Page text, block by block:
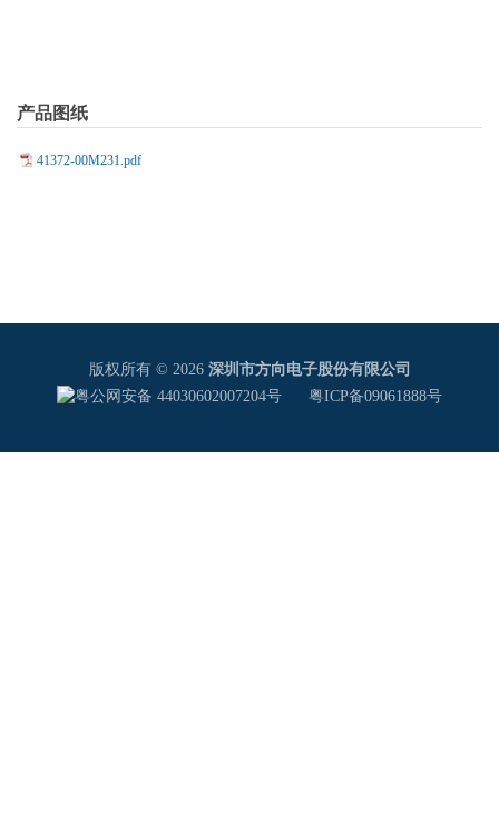
产品图纸
41372-00M231.pdf
版权所有 © 2026 深圳市方向电子股份有限公司
粤公网安备 44030602007204号
粤ICP备09061888号